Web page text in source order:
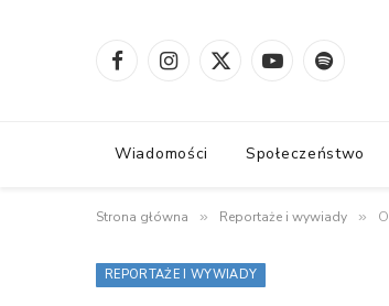
FacebookInstagram
X
YouTubeSpotify
Wiadomości Społeczeństwo
Strona główna » Reportaże i wywiady »
REPORTAŻE I WYWIADY